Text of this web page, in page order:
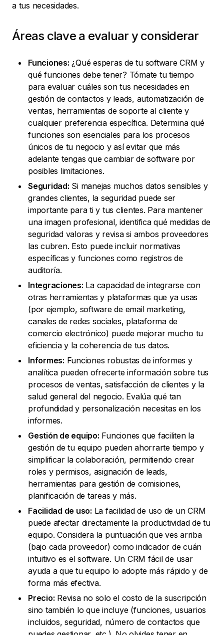
a tus necesidades.
Áreas clave a evaluar y considerar
Funciones: ¿Qué esperas de tu software CRM y
qué funciones debe tener? Tómate tu tiempo
para evaluar cuáles son tus necesidades en
gestión de contactos y leads, automatización de
ventas, herramientas de soporte al cliente y
cualquier preferencia específica. Determina qué
funciones son esenciales para los procesos
únicos de tu negocio y así evitar que más
adelante tengas que cambiar de software por
posibles limitaciones.
Seguridad: Si manejas muchos datos sensibles y
grandes clientes, la seguridad puede ser
importante para ti y tus clientes. Para mantener
una imagen profesional, identifica qué medidas de
seguridad valoras y revisa si ambos proveedores
las cubren. Esto puede incluir normativas
específicas y funciones como registros de
auditoría.
Integraciones: La capacidad de integrarse con
otras herramientas y plataformas que ya usas
(por ejemplo, software de email marketing,
canales de redes sociales, plataforma de
comercio electrónico) puede mejorar mucho tu
eficiencia y la coherencia de tus datos.
Informes: Funciones robustas de informes y
analítica pueden ofrecerte información sobre tus
procesos de ventas, satisfacción de clientes y la
salud general del negocio. Evalúa qué tan
profundidad y personalización necesitas en los
informes.
Gestión de equipo: Funciones que faciliten la
gestión de tu equipo pueden ahorrarte tiempo y
simplificar la colaboración, permitiendo crear
roles y permisos, asignación de leads,
herramientas para gestión de comisiones,
planificación de tareas y más.
Facilidad de uso: La facilidad de uso de un CRM
puede afectar directamente la productividad de tu
equipo. Considera la puntuación que ves arriba
(bajo cada proveedor) como indicador de cuán
intuitivo es el software. Un CRM fácil de usar
ayuda a que tu equipo lo adopte más rápido y de
forma más efectiva.
Precio: Revisa no solo el costo de la suscripción
sino también lo que incluye (funciones, usuarios
incluidos, seguridad, número de contactos que